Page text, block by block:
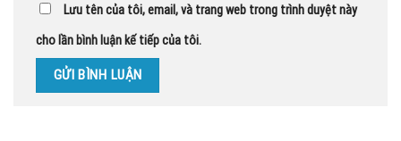
Lưu tên của tôi, email, và trang web trong trình duyệt này
cho lần bình luận kế tiếp của tôi.